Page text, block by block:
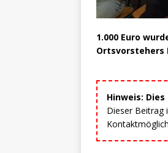
1.000 Euro
Ortsvorstehers
Hinweis:
Dieser Beitrag